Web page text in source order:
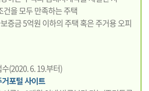
을 모두 만족하는 주택
증금 5억원 이하의 주택 혹은 주거용 오피
(2020. 6. 19.부터)
포털 사이트